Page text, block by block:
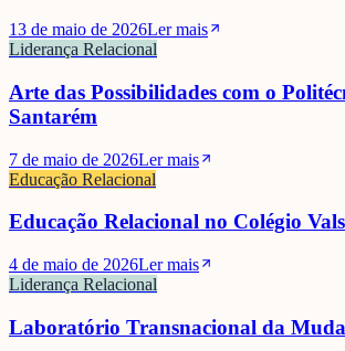
13 de maio de 2026Ler mais
Liderança Relacional
Arte das Possibilidades com o
Santarém
7 de maio de 2026Ler mais
Educação Relacional
Educação Relacional no Colégio
4 de maio de 2026Ler mais
Liderança Relacional
Laboratório Transnacional da